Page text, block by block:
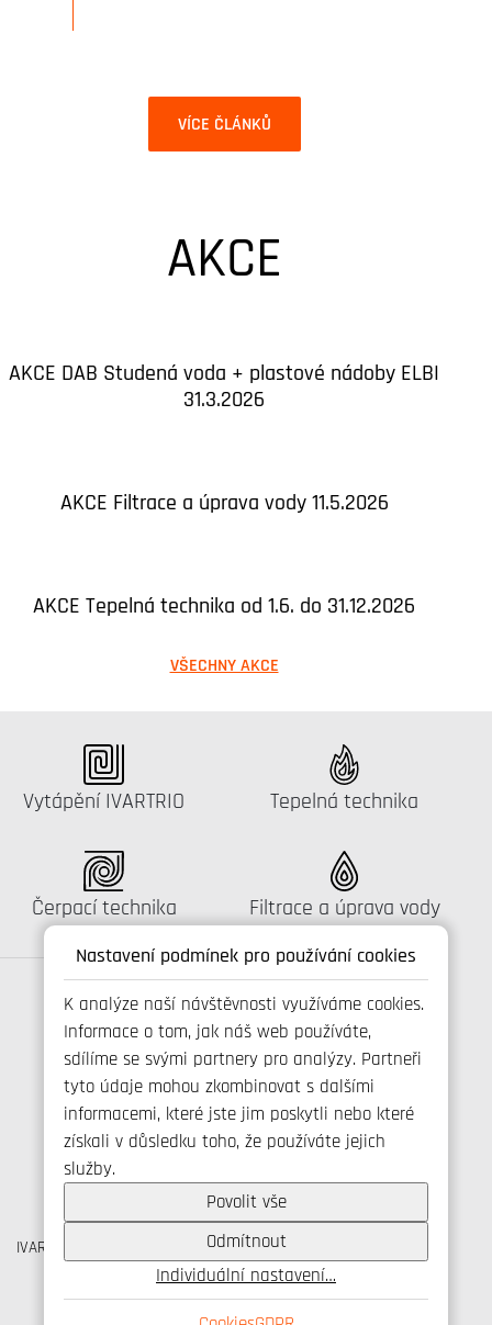
Nastavení podmínek pro používání cookies
K analýze naší návštěvnosti využíváme cookies.
Informace o tom, jak náš web používáte,
sdílíme se svými partnery pro analýzy. Partneři
tyto údaje mohou zkombinovat s dalšími
informacemi, které jste jim poskytli nebo které
získali v důsledku toho, že používáte jejich
služby.
Povolit vše
Odmítnout
Individuální nastavení…
VÍCE ČLÁNKŮ
AKCE
AKCE DAB Studená voda + plastové nádoby ELBI
31.3.2026
AKCE Filtrace a úprava vody 11.5.2026
AKCE Tepelná technika od 1.6. do 31.12.2026
VŠECHNY AKCE
Katalog:
Vytápění IVARTRIO Katalog:
Tepelná technika
Katalog:
Čerpací technika Katalog:
Filtrace a úprava vody
Spojte se s námi
+420 800 173 965
Ochrana osobních udajů
Cookies
IVAR CS spol. s r.o., Velvarská 9, Podhořany, 277 51 Nelahozeves
IČO: 45276935 DIČ: CZ45276935